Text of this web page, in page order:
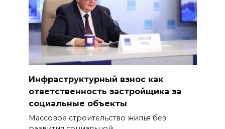
Инфраструктурный взнос как
ответственность застройщика за
социальные объекты
Массовое строительство жилья без